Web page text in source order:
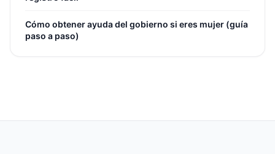
Cómo obtener ayuda del gobierno si eres mujer (guía
paso a paso)